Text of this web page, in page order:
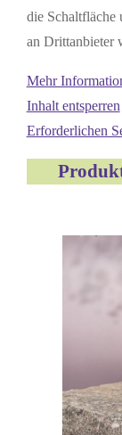
die Schaltfläche
an Drittanbieter
Mehr
Inhalt entsperren
Erforderlichen